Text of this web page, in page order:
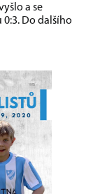
a se
Do dalšího